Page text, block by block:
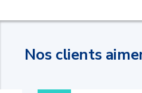
Nos clients